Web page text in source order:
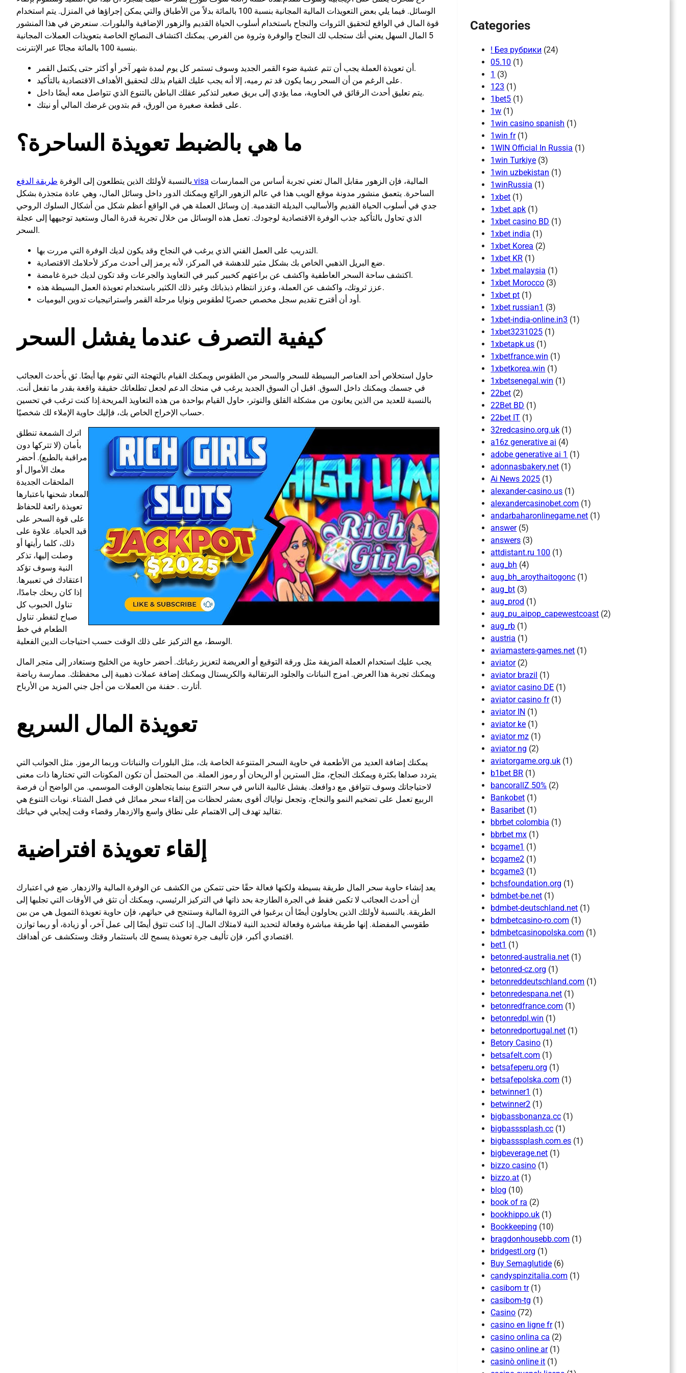
الوسائل. فيما يلي بعض التعويذات المالية المجانية بنسبة 100 بالمائة بدلاً من الأطباق والتي يمكن إجراؤها في المنزل. يتم استخدام
قوة المال في الواقع لتحقيق الثروات والنجاح باستخدام أسلوب الحياة القديم والزهور الإضافية والبلورات. سنعرض في هذا المنشور
5 المال السهل يعني أنك ستجلب لك النجاح والوفرة وثروة من الفرص.
يمكنك اكتشاف النصائح الخاصة بتعويذات العملات المجانية
بنسبة 100 بالمائة مجانًا عبر الإنترنت.
أن تعويذة العملة يجب أن تتم عشية ضوء القمر الجديد وسوف تستمر كل يوم لمدة شهر آخر أو أكثر حتى يكتمل القمر.
على الرغم من أن السحر ربما يكون قد تم رميه، إلا أنه يجب عليك القيام بذلك لتحقيق الأهداف الاقتصادية بالتأكيد.
يتم تعليق أحدث الرقائق في الحاوية، مما يؤدي إلى بريق صغير لتذكير عقلك الباطن بالتنوع الذي تتواصل معه أيضًا داخل.
على قطعة صغيرة من الورق، قم بتدوين غرضك المالي أو نيتك.
ما هي بالضبط تعويذة الساحرة؟
بالنسبة لأولئك الذين يتطلعون إلى الوفرة طريقة الدفع visa
الساحرة. يتعمق منشور مدونة موقع الويب هذا في عالم الزهور الرائع ويمكنك الدور داخل وسائل المال، وهي عادة متجذرة بشكل
جدي في أسلوب الحياة القديم والأساليب البديلة التقدمية. إن وسائل العملة هي في الواقع أعظم شكل من أشكال السلوك الروحي
الذي تحاول بالتأكيد جذب الوفرة الاقتصادية لوجودك. تعمل هذه الوسائل من خلال تجربة قدرة المال وستعيد توجيهها إلى عجلة
السحر.
التدريب على العمل الفني الذي يرغب في النجاح وقد يكون لديك الوفرة التي مررت بها.
ضع البريل الذهبي الخاص بك بشكل مثير للدهشة في المركز، لأنه يرمز إلى أحدث مركز لأحلامك الاقتصادية.
اكتشف ساحة السحر العاطفية واكشف عن براعتهم كخبير كبير في التعاويذ والجرعات وقد تكون لديك خبرة غامضة.
عزز ثروتك، واكشف عن العملة، وعزز انتظام ذبذباتك وغير ذلك الكثير باستخدام تعويذة العمل البسيطة هذه.
أود أن أقترح تقديم سجل مخصص حصريًا لطقوس ونوايا مرحلة القمر واستراتيجيات تدوين اليوميات.
كيفية التصرف عندما يفشل السحر
حاول استخلاص أحد العناصر البسيطة للسحر والسحر من الطقوس ويمكنك القيام بالتهجئة التي تقوم بها أيضًا. ثق بأحدث العجائب
في جسمك ويمكنك داخل السوق. اقبل أن السوق الجديد يرغب في منحك الدعم لجعل تطلعاتك حقيقة واقعة بقدر ما تفعل أنت.
بالنسبة للعديد من الذين يعانون من مشكلة القلق والتوتر، حاول القيام بواحدة من هذه التعاويذ المريحة.إذا كنت ترغب في تحسين
حساب الإخراج الخاص بك، فإليك حاوية الإملاء لك شخصيًا.
اترك الشمعة تنطلق
بأمان (لا تتركها دون
مراقبة بالطبع). أحضر
معك الأموال أو
الملحقات الجديدة
المعاد شحنها باعتبارها
تعويذة رائعة للحفاظ
على قوة السحر على
قيد الحياة. علاوة على
ذلك، كلما رأيتها أو
وصلت إليها، تذكر
النية وسوف تؤكد
اعتقادك في تعبيرها.
إذا كان ربحك جامدًا،
تناول الحبوب كل
صباح لتفطر. تناول
الطعام في خط
الوسط، مع التركيز على ذلك الوقت حسب احتياجات الدين الفعلية.
يجب عليك استخدام العملة المزيفة مثل ورقة التوقيع أو العريضة لتعزيز رغباتك. أحضر حاوية من الخليج وستغادر إلى متجر المال
ويمكنك تجربة هذا العرض. امزج النباتات والجلود البرتقالية والكريستال ويمكنك إضافة عملات ذهبية إلى محفظتك. ممارسة رياضة
أتارت . حفنة من العملات من أجل جني المزيد من الأرباح.
تعويذة المال السريع
يمكنك إضافة العديد من الأطعمة في حاوية السحر المتنوعة الخاصة بك، مثل البلورات والنباتات وربما الرموز. مثل الجوانب التي
يتردد صداها بكثرة ويمكنك النجاح، مثل السترين أو الريحان أو رموز العملة. من المحتمل أن تكون المكونات التي تختارها ذات معنى
لاحتياجاتك وسوف تتوافق مع دوافعك. يفشل غالبية الناس في سحر التنوع بينما يتجاهلون الوقت الموسمي. من الواضح أن فرصة
الربيع تعمل على تضخيم النمو والنجاح، وتجعل نواياك أقوى بعشر لحظات من إلقاء سحر مماثل في فصل الشتاء. نوبات التنوع هي
تقاليد تهدف إلى الاهتمام على نطاق واسع والازدهار وقضاء وقت إيجابي في حياتك.
إلقاء تعويذة افتراضية
يعد إنشاء حاوية سحر المال طريقة بسيطة ولكنها فعالة حقًا حتى تتمكن من الكشف عن الوفرة المالية والازدهار. ضع في اعتبارك
أن أحدث العجائب لا تكمن فقط في الجرة الطازجة بحد ذاتها في التركيز الرئيسي، ويمكنك أن تثق في الأوقات التي تجلبها إلى
الطريقة. بالنسبة لأولئك الذين يحاولون أيضًا أن يرغبوا في الثروة المالية وستنجح في حياتهم، فإن حاوية تعويذة التمويل هي من بين
طقوسي المفضلة. إنها طريقة مباشرة وفعالة لتحديد النية لامتلاك المال. إذا كنت تتوق أيضًا إلى عمل آخر، أو زيادة، أو ربما توازن
اقتصادي أكبر، فإن تأليف جرة تعويذة يسمح لك باستثمار وقتك وستكشف عن أهدافك.
Categories
! Без рубрики (24)
05.10 (1)
1 (3)
123 (1)
1bet5 (1)
1w (1)
1win casino spanish (1)
1win fr(1)
1WIN Official In Russia (1)
1win Turkiye (3)
1win uzbekistan (1)
1winRussia (1)
1xbet (1)
1xbet apk (1)
1xbet casino BD (1)
1xbet india (1)
1xbet Korea (2)
1xbet KR (1)
1xbet malaysia (1)
1xbet Morocco (3)
1xbet pt (1)
1xbet russian1 (3)
1xbet-india-online.in3 (1)
1xbet3231025 (1)
1xbetapk.us (1)
1xbetfrance.win (1)
1xbetkorea.win (1)
1xbetsenegal.win (1)
22bet (2)
22Bet BD (1)
22bet IT (1)
32redcasino.org.uk (1)
a16z generative ai (4)
adobe generative ai 1 (1)
adonnasbakery.net (1)
Ai News 2025 (1)
alexander-casino.us (1)
alexandercasinobet.com (1)
andarbaharonlinegame.net (1)
answer(5)
answers (3)
attdistant.ru 100 (1)
aug_bh (4)
aug_bh_aroythaitogonc (1)
aug_bt (3)
aug_prod (1)
aug_pu_aipop_capewestcoast (2)
aug_rb (1)
austria (1)
aviamasters-games.net (1)
aviator(2)
aviator brazil (1)
aviator casino DE (1)
aviator casino fr(1)
aviator IN (1)
aviator ke (1)
aviator mz (1)
aviator ng (2)
aviatorgame.org.uk (1)
b1bet BR (1)
bancorallZ 50% (2)
Bankobet (1)
Basaribet (1)
bbrbet colombia (1)
bbrbet mx (1)
bcgame1 (1)
bcgame2 (1)
bcgame3 (1)
bchsfoundation.org (1)
bdmbet-be.net (1)
bdmbet-deutschland.net (1)
bdmbetcasino-ro.com (1)
bdmbetcasinopolska.com (1)
bet1 (1)
betonred-australia.net (1)
betonred-cz.org (1)
betonreddeutschland.com (1)
betonredespana.net (1)
betonredfrance.com (1)
betonredpl.win (1)
betonredportugal.net (1)
Betory Casino (1)
betsafelt.com (1)
betsafeperu.org (1)
betsafepolska.com (1)
betwinner1 (1)
betwinner2 (1)
bigbassbonanza.cc (1)
bigbasssplash.cc (1)
bigbasssplash.com.es (1)
bigbeverage.net (1)
bizzo casino (1)
bizzo.at (1)
blog (10)
book of ra (2)
bookhippo.uk (1)
Bookkeeping (10)
bragdonhousebb.com (1)
bridgestl.org (1)
Buy Semaglutide (6)
candyspinzitalia.com (1)
casibom tr(1)
casibom-tg (1)
Casino (72)
casino en ligne fr(1)
casino onlina ca (2)
casino online ar(1)
casinò online it (1)